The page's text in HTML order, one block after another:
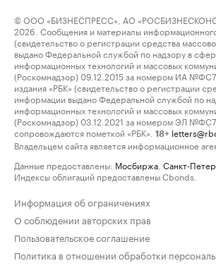
© ООО «БИЗНЕСПРЕСС», АО
2026. Сообщения и материалы информационного
(свидетельство о регистрации средства
выдано Федеральной службой по надзору в
информационных технологий и массовых
(Роскомнадзор) 09.12.2015 за номером ИА
издания «РБК» (свидетельство о регистрации
информации выдано Федеральной службой по
информационных технологий и массовых
(Роскомнадзор) 03.12.2021 за номером ЭЛ
сопровождаются пометкой «РБК».
18+
Владельцем сайта является информационное
Данные предоставлены: Мосбиржа Санкт-
Индексы облигаций предоставлены Cbonds.
Информация об ограничениях
О соблюдении авторских прав
Пользовательское соглашение
Политика в отношении обработки